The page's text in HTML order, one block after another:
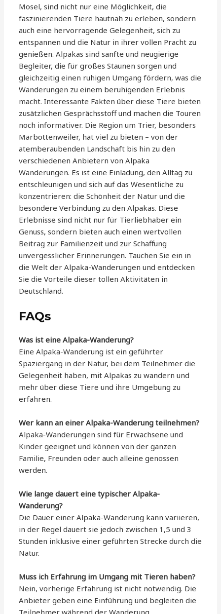
Mosel, sind nicht nur eine Möglichkeit, die
faszinierenden Tiere hautnah zu erleben, sondern
auch eine hervorragende Gelegenheit, sich zu
entspannen und die Natur in ihrer vollen Pracht zu
genießen. Alpakas sind sanfte und neugierige
Begleiter, die für großes Staunen sorgen und
gleichzeitig einen ruhigen Umgang fördern, was die
Wanderungen zu einem beruhigenden Erlebnis
macht. Interessante Fakten über diese Tiere bieten
zusätzlichen Gesprächsstoff und machen die Touren
noch informativer. Die Region um Trier, besonders
Märbottenweiler, hat viel zu bieten – von der
atemberaubenden Landschaft bis hin zu den
verschiedenen Anbietern von Alpaka
Wanderungen. Es ist eine Einladung, den Alltag zu
entschleunigen und sich auf das Wesentliche zu
konzentrieren: die Schönheit der Natur und die
besondere Verbindung zu den Alpakas. Diese
Erlebnisse sind nicht nur für Tierliebhaber ein
Genuss, sondern bieten auch einen wertvollen
Beitrag zur Familienzeit und zur Schaffung
unvergesslicher Erinnerungen. Tauchen Sie ein in
die Welt der Alpaka-Wanderungen und entdecken
Sie die Vorteile dieser tollen Aktivitäten in
Deutschland.
FAQs
Was ist eine Alpaka-Wanderung?
Eine Alpaka-Wanderung ist ein geführter
Spaziergang in der Natur, bei dem Teilnehmer die
Gelegenheit haben, mit Alpakas zu wandern und
mehr über diese Tiere und ihre Umgebung zu
erfahren.
Wer kann an einer Alpaka-Wanderung teilnehmen?
Alpaka-Wanderungen sind für Erwachsene und
Kinder geeignet und können von der ganzen
Familie, Freunden oder auch alleine genossen
werden.
Wie lange dauert eine typischer Alpaka-
Wanderung?
Die Dauer einer Alpaka-Wanderung kann variieren,
in der Regel dauert sie jedoch zwischen 1,5 und 3
Stunden inklusive einer geführten Strecke durch die
Natur.
Muss ich Erfahrung im Umgang mit Tieren haben?
Nein, vorherige Erfahrung ist nicht notwendig. Die
Anbieter geben eine Einführung und begleiten die
Teilnehmer während der Wanderung.